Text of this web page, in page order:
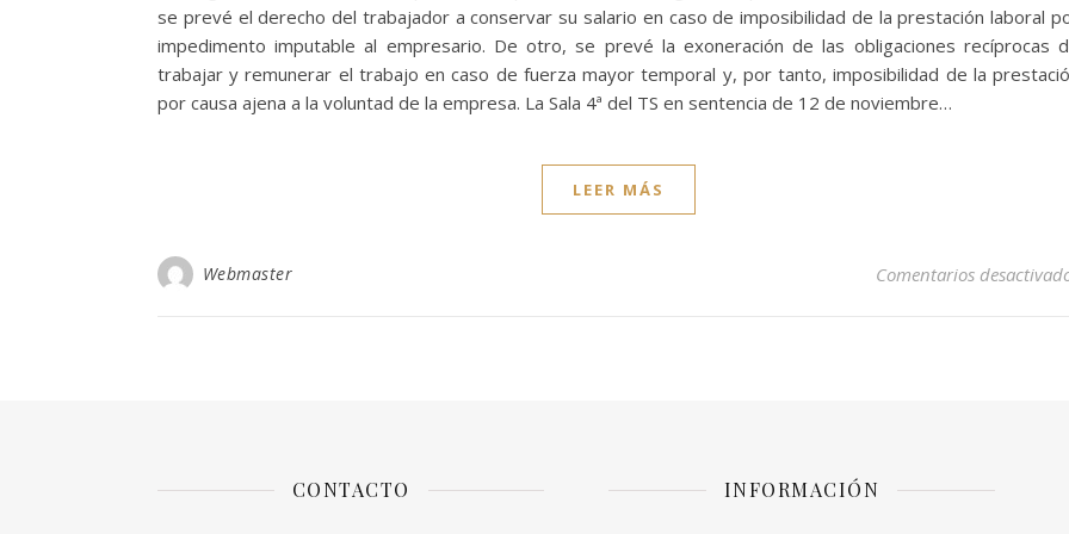
se prevé el derecho del trabajador a conservar su salario en caso de imposibilidad de la prestación laboral
impedimento imputable al empresario. De otro, se prevé la exoneración de las obligaciones recíprocas
trabajar y remunerar el trabajo en caso de fuerza mayor temporal y, por tanto, imposibilidad de la
por causa ajena a la voluntad de la empresa. La Sala 4ª del TS en sentencia de 12 de noviembre…
LEER MÁS
Webmaster Comentarios
CONTACTO INFORMACIÓN